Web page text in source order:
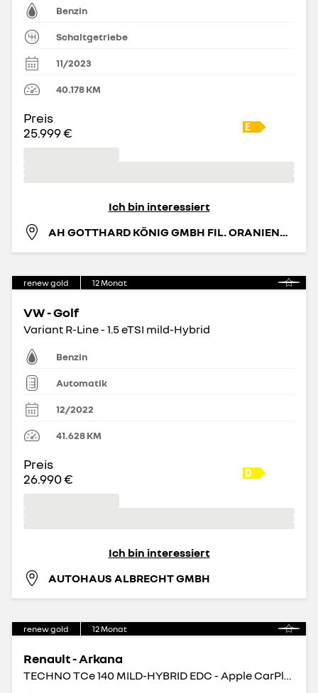
Benzin
Schaltgetriebe
11/2023
40.178KM
Preis
25.999 €
Ich bin interessiert
AH GOTTHARD KÖNIG GMBH FIL. ORANIENBURG
renew gold 12Monat
VW - Golf
Variant R-Line - 1.5 eTSI mild-Hybrid
Benzin
Automatik
12/2022
41.628KM
Preis
26.990 €
Ich bin interessiert
AUTOHAUS ALBRECHT GMBH
renew gold 12Monat
Renault - Arkana
TECHNO TCe 140 MILD-HYBRID EDC - Apple CarPlay BT